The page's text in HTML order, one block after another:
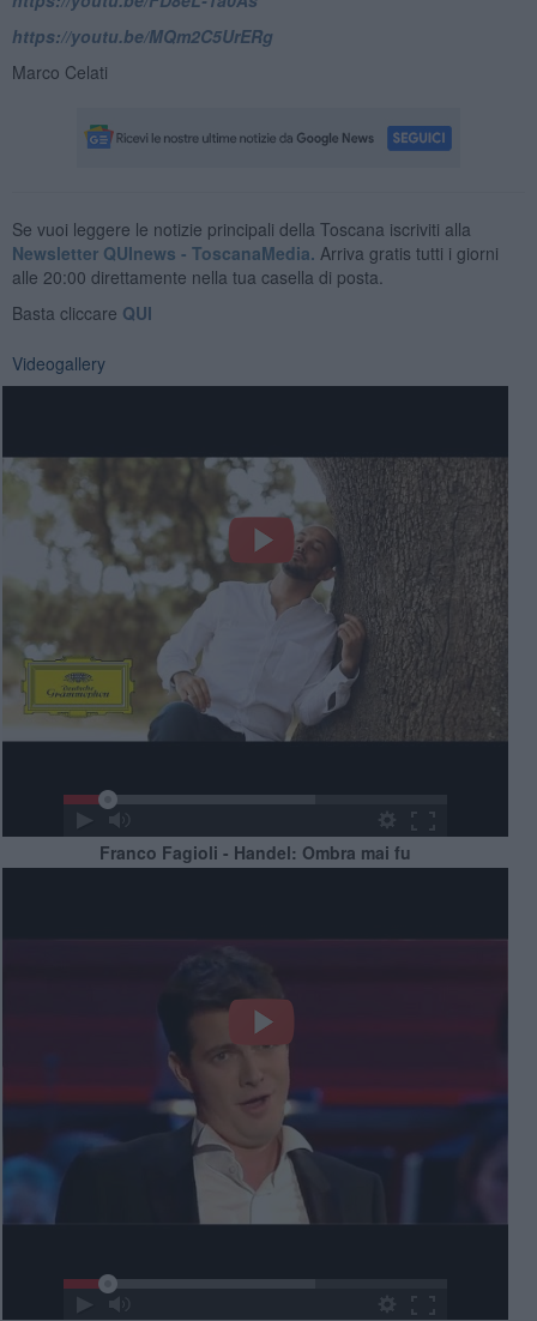
https://youtu.be/MQm2C5UrERg
Marco Celati
Se vuoi leggere le notizie principali della Toscana iscriviti alla
Newsletter QUInews - ToscanaMedia. Arriva gratis tutti i giorni
alle 20:00 direttamente nella tua casella di posta.
Basta cliccare QUI
Videogallery
Franco Fagioli - Handel: Ombra mai fu